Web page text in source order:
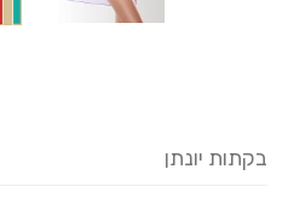
בקתות יונתן